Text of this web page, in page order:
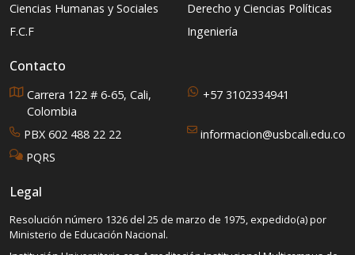
Ciencias Humanas y Sociales
Derecho y Ciencias Políticas
F.C.F
Ingeniería
Contacto
Carrera 122 # 6-65, Cali,
Colombia
+57 3102334941
PBX 602 488 22 22
informacion@usbcali.edu.co
PQRS
Legal
Resolución número 1326 del 25 de marzo de 1975, expedido(a) por
Ministerio de Educación Nacional.